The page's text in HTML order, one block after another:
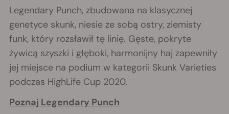
Legendary Punch, zbudowana na klasycznej
genetyce skunk, niesie ze sobą ostry, ziemisty
funk, który rozsławił tę linię. Gęste, pokryte
żywicą szyszki i głęboki, harmonijny haj zapewniły
jej miejsce na podium w kategorii Skunk Varieties
podczas HighLife Cup 2020.
Poznaj Legendary Punch